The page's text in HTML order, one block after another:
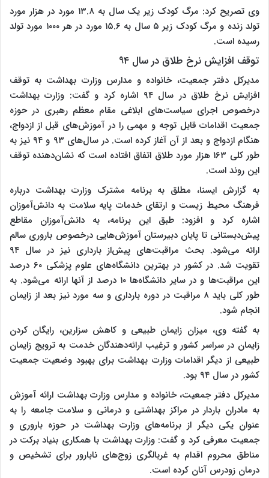
وی تصریح کرد: مرگ کودک زیر یک سال به ۱۳.۸ مورد در هزار مورد
تولد زنده و مرگ کودک زیر ۵ سال به ۱۵.۶ مورد در هر ۱۰۰۰ مورد تولد
رسیده است.
توقف افزایش نرخ طلاق در سال ۹۴
مدیرکل دفتر جمعیت، خانواده و مدارس وزارت بهداشت به توقف
افزایش نرخ طلاق در سال ۹۴ اشاره کرد و گفت: وزارت بهداشت
درخصوص اجرای سیاست‌های ابلاغی مقام معظم رهبری در حوزه
جمعیت اقدامات قابل توجه و مهمی را در آموزش‌های قبل از ازدواج،
هنگام ازدواج و بعد از آن آغاز کرده است. در سال‌های ۹۳ و ۹۴ نیز به
طور کلی ۱۶۳ هزار مورد طلاق اتفاق افتاده است که نشان‌دهنده توقف
این روند است.
به گزارش ایسنا، مطلق به برنامه مشترک وزارت بهداشت درباره
فرهنگ محیط زیست و ارتقای خدمات پایه سلامت به دانش‌آموزان
اشاره کرد و افزود: طبق این برنامه، به دانش‌آموزان مقاطع
پیش‌دبستانی تا پایان دبیرستان آموزش‌هایی درخصوص باروری سالم
ارائه می‌شود. بحث مراقبت‌های پیش‌از بارداری نیز در سال ۹۴
تقویت شد. در کشور در بهترین دانشگاه‌های علوم پزشکی ۶۰ درصد
این مراقبت‌ها و در سایر دانشگاه‌ها ۱۰ درصد از آنها ارائه می‌شود. به
طور کلی باید ۸ مراقبت در دوره بارداری و سه مورد نیز بعد از زایمان
انجام شود.
به گفته وی، میزان زایمان طبیعی و کاهش سزارین، رایگان کردن
زایمان در سراسر کشور و ترغیب ارائه‌دهندگان خدمت به ترویج زایمان
طبیعی از دیگر اقدامات وزارت بهداشت برای بهبود وضعیت جمعیت
کشور در سال ۹۴ بود.
مدیرکل دفتر جمعیت، خانواده و مدارس وزارت بهداشت ارائه آموزش
به مادران باردار در مراکز بهداشتی و درمانی و سلامت جامعه را به
عنوان یکی دیگر از برنامه‌های وزارت بهداشت در حوزه باروری و
جمعیت معرفی کرد و گفت: وزارت بهداشت با همکاری بنیاد برکت در
مناطق محروم اقدام به غربالگری زوج‌های نابارور برای تشخیص و
درمان زودرس آنان کرده است.